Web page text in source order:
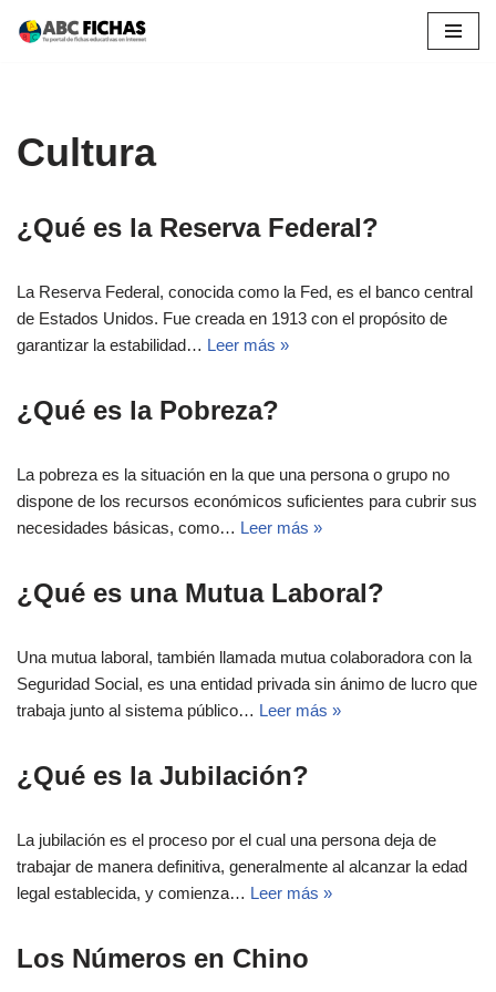
Cultura
¿Qué es la Reserva Federal?
La Reserva Federal, conocida como la Fed, es el banco central
de Estados Unidos. Fue creada en 1913 con el propósito de
garantizar la estabilidad… Leer más »
¿Qué es la Pobreza?
La pobreza es la situación en la que una persona o grupo no
dispone de los recursos económicos suficientes para cubrir sus
necesidades básicas, como… Leer más »
¿Qué es una Mutua Laboral?
Una mutua laboral, también llamada mutua colaboradora con la
Seguridad Social, es una entidad privada sin ánimo de lucro que
trabaja junto al sistema público… Leer más »
¿Qué es la Jubilación?
La jubilación es el proceso por el cual una persona deja de
trabajar de manera definitiva, generalmente al alcanzar la edad
legal establecida, y comienza… Leer más »
Los Números en Chino